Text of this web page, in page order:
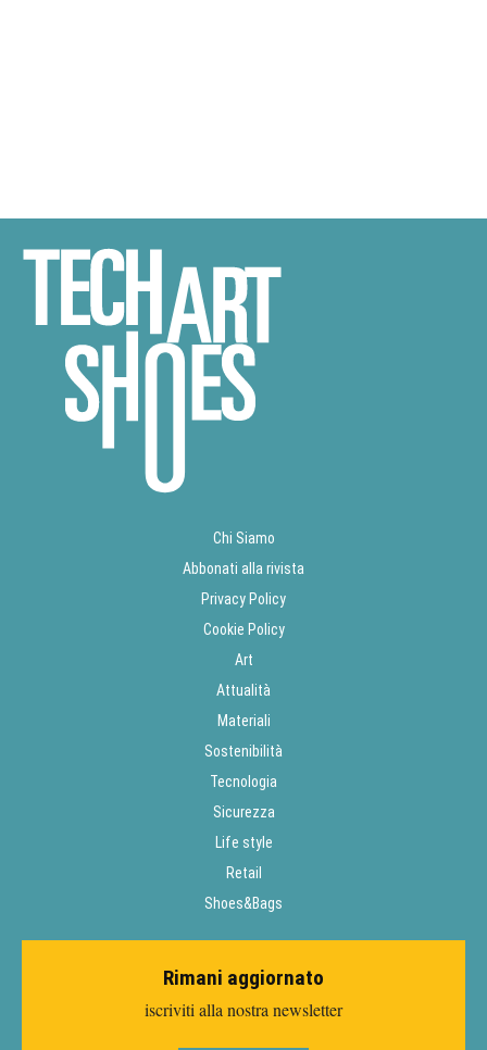
Chi Siamo
Abbonati alla rivista
Privacy Policy
Cookie Policy
Art
Attualità
Materiali
Sostenibilità
Tecnologia
Sicurezza
Life style
Retail
Shoes&Bags
Rimani aggiornato
iscriviti alla nostra newsletter